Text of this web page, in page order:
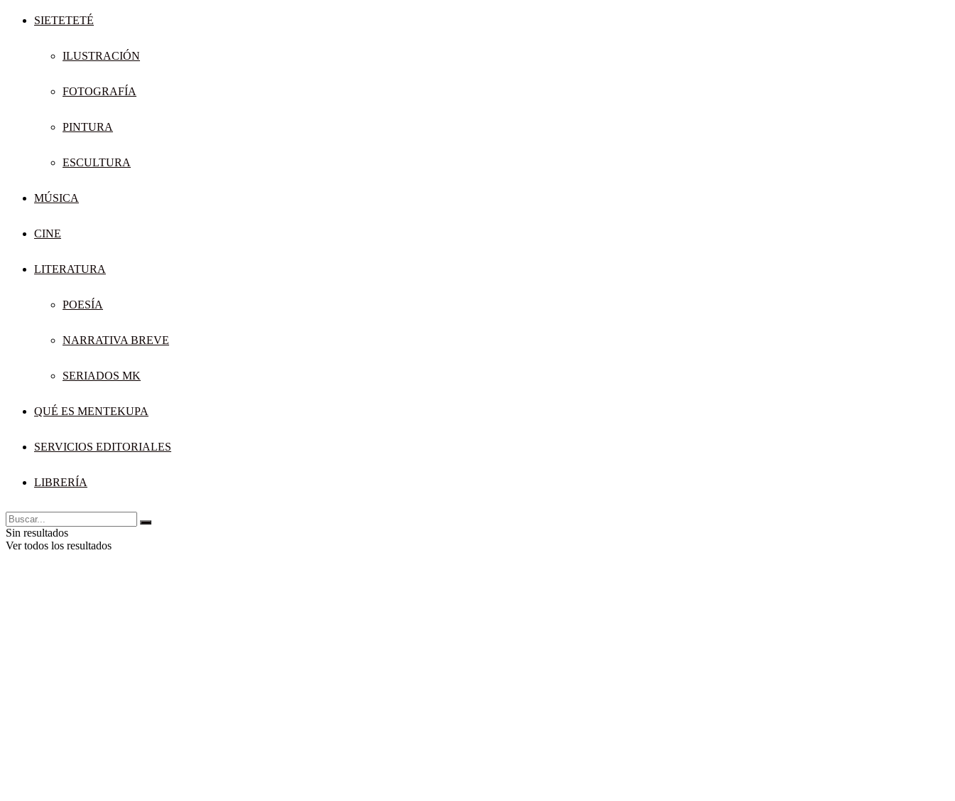
SIETETETÉ
ILUSTRACIÓN
FOTOGRAFÍA
PINTURA
ESCULTURA
MÚSICA
CINE
LITERATURA
POESÍA
NARRATIVA BREVE
SERIADOS MK
QUÉ ES MENTEKUPA
SERVICIOS EDITORIALES
LIBRERÍA
Sin resultados
Ver todos los resultados